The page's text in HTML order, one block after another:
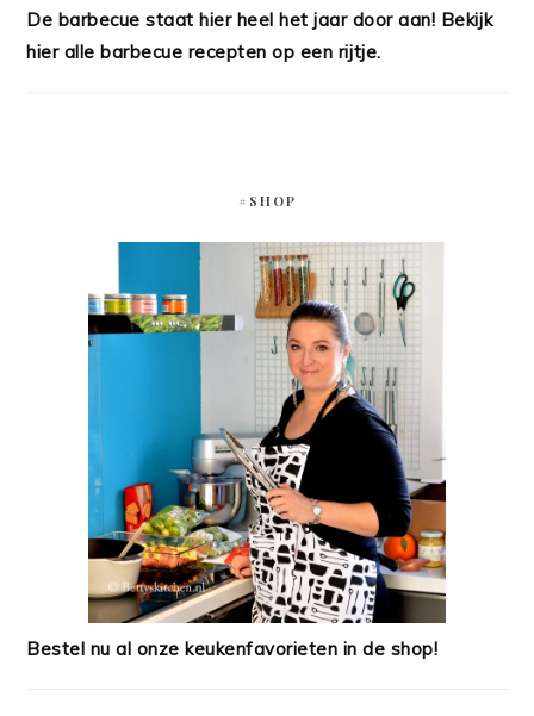
De barbecue staat hier heel het jaar door aan! Bekijk
hier alle barbecue recepten op een rijtje.
#SHOP
Bestel nu al onze keukenfavorieten in de shop!